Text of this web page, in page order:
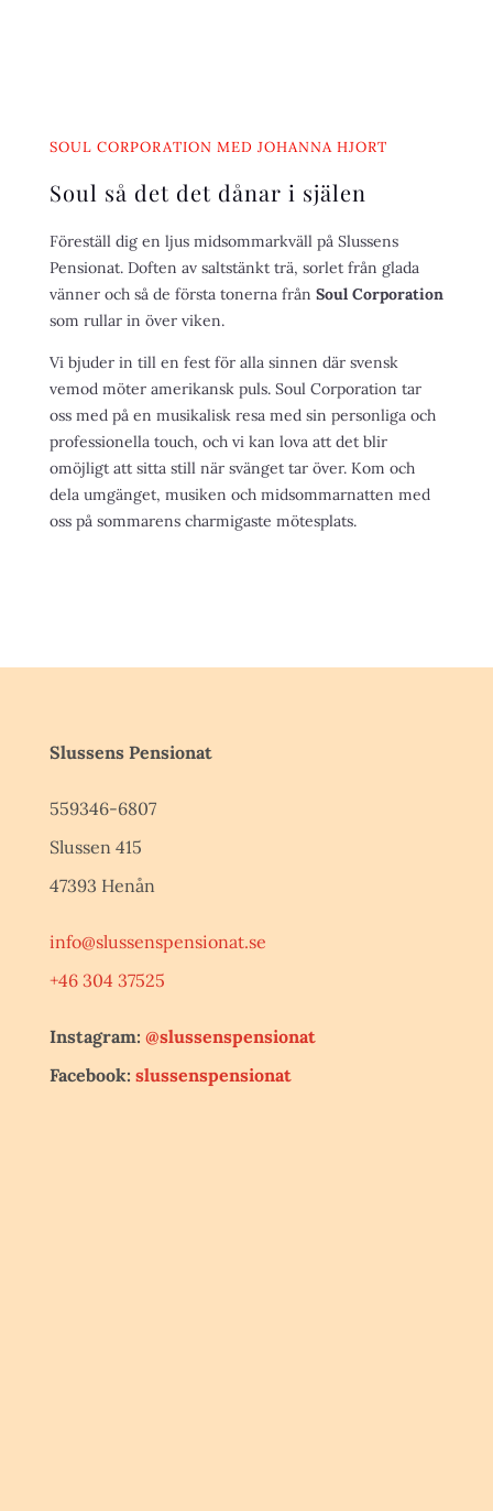
SOUL CORPORATION MED JOHANNA HJORT
Soul så det det dånar i själen
Föreställ dig en ljus midsommarkväll på Slussens
Pensionat. Doften av saltstänkt trä, sorlet från glada
vänner och så de första tonerna från Soul Corporation
som rullar in över viken.
Vi bjuder in till en fest för alla sinnen där svensk
vemod möter amerikansk puls. Soul Corporation tar
oss med på en musikalisk resa med sin personliga och
professionella touch, och vi kan lova att det blir
omöjligt att sitta still när svänget tar över. Kom och
dela umgänget, musiken och midsommarnatten med
oss på sommarens charmigaste mötesplats.
Slussens Pensionat
559346-6807
Slussen 415
47393 Henån
info@slussenspensionat.se
+46 304 37525
Instagram: @slussenspensionat
Facebook: slussenspensionat